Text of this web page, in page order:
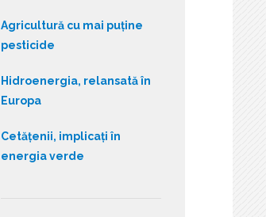
Agricultură cu mai puține
pesticide
Hidroenergia, relansată în
Europa
Cetățenii, implicați în
energia verde